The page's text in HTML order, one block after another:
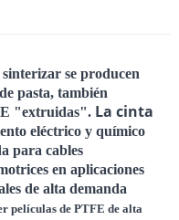
se producen
pasta, también
"extruidas". La cinta
eléctrico y químico
para cables
en aplicaciones
de alta demanda
películas de PTFE de alta